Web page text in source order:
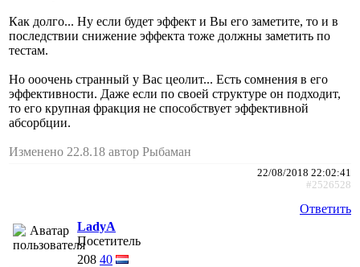
Как долго... Ну если будет эффект и Вы его заметите, то и в
последствии снижение эффекта тоже должны заметить по
тестам.
Но ооочень странный у Вас цеолит... Есть сомнения в его
эффективности. Даже если по своей структуре он подходит,
то его крупная фракция не способствует эффективной
абсорбции.
Изменено 22.8.18 автор Рыбаман
22/08/2018 22:02:41
#2526528
Ответить
LadyA
Посетитель
208 40